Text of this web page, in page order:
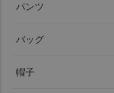
パンツ
バッグ
帽子